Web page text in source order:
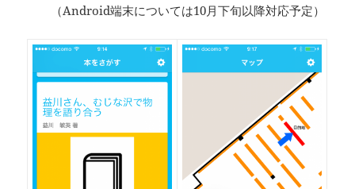
（Android端末については10月下旬以降対応予定）